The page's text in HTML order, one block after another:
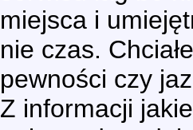
miejsca i
nie czas.
pewności czy
Z informacji